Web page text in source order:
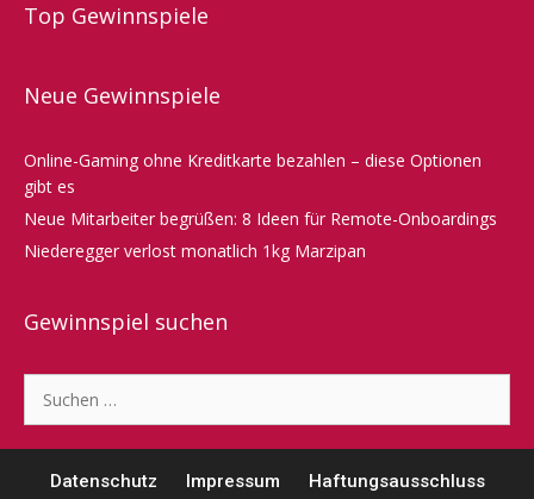
Top Gewinnspiele
Neue Gewinnspiele
Online-Gaming ohne Kreditkarte bezahlen – diese Optionen
gibt es
Neue Mitarbeiter begrüßen: 8 Ideen für Remote-Onboardings
Niederegger verlost monatlich 1kg Marzipan
Gewinnspiel suchen
nach:
Datenschutz Impressum Haftungsausschluss